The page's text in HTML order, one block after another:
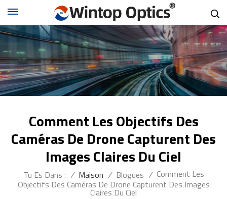
Comment Les Objectifs Des
Caméras De Drone Capturent Des
Images Claires Du Ciel
Tu Es Dans : / Maison / Blogues / Comment Les
Objectifs Des Caméras De Drone Capturent Des Images
Claires Du Ciel